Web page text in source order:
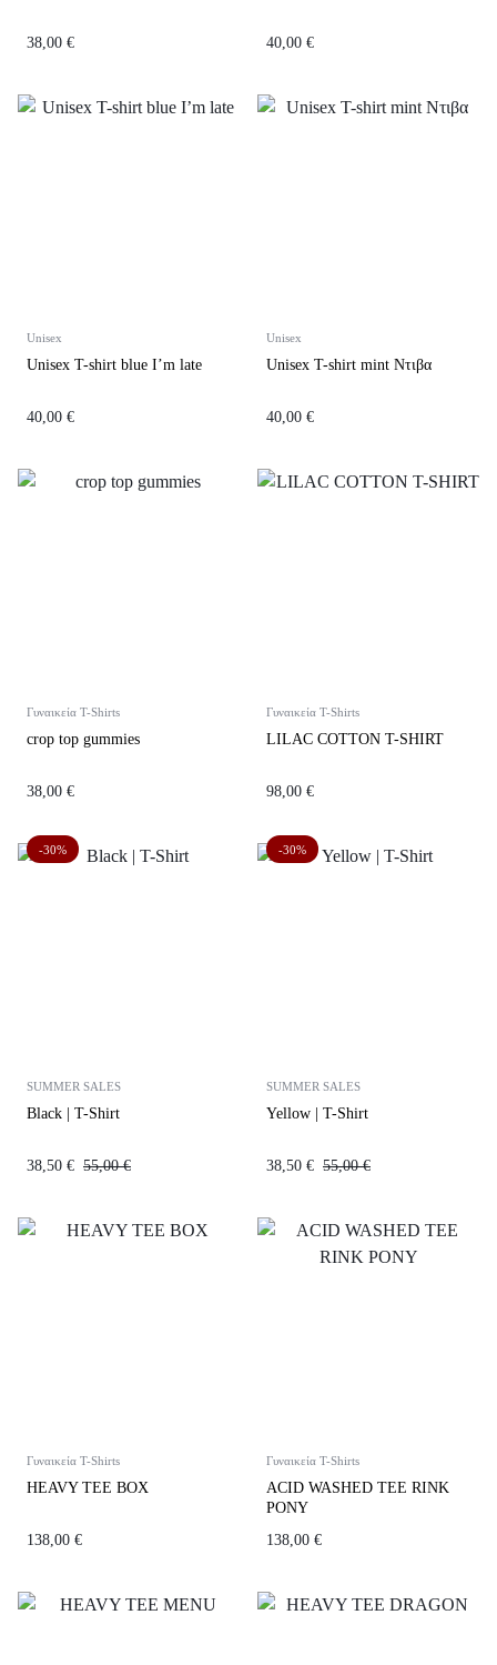
38,00 € 40,00 €
Unisex
Unisex Τ-shirt blue I’m late
40,00 €
Unisex
Unisex Τ-shirt mint Ντιβα
40,00 €
Γυναικεία T-Shirts
crop top gummies
38,00 €
Γυναικεία T-Shirts
LILAC COTTON T-SHIRT
98,00 €
-30%
SUMMER SALES
Black | T-Shirt
55,00€
38,50 €
-30%
SUMMER SALES
Yellow | T-Shirt
55,00€
38,50 €
Γυναικεία T-Shirts
HEAVY TEE BOX
138,00 €
Γυναικεία T-Shirts
ACID WASHED TEE RINK
PONY
138,00 €